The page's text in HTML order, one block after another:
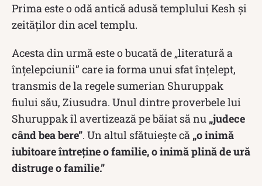
Prima este o odă antică adusă templului Kesh și
zeităților din acel templu.
Acesta din urmă este o bucată de „literatură a
înțelepciunii” care ia forma unui sfat înțelept,
transmis de la regele sumerian Shuruppak
fiului său, Ziusudra. Unul dintre proverbele lui
Shuruppak îl avertizează pe băiat să nu „judece
când bea bere”. Un altul sfătuiește că „o inimă
iubitoare întreține o familie, o inimă plină de ură
distruge o familie.”